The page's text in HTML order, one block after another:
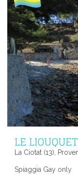
LE LIOUQUET
La Ciotat (13),
Spiaggia Gay only